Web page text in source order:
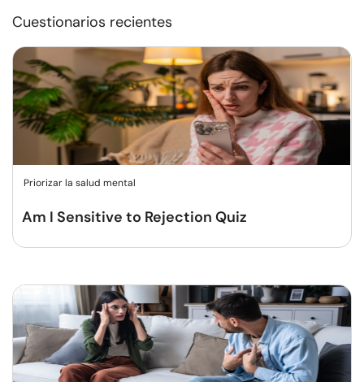
Cuestionarios recientes
Priorizar la salud mental
Am I Sensitive to Rejection Quiz